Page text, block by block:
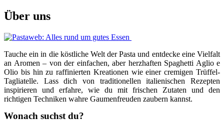
Über uns
Tauche ein in die köstliche Welt der Pasta und entdecke eine Vielfalt
an Aromen – von der einfachen, aber herzhaften Spaghetti Aglio e
Olio bis hin zu raffinierten Kreationen wie einer cremigen Trüffel-
Tagliatelle. Lass dich von traditionellen italienischen Rezepten
inspirieren und erfahre, wie du mit frischen Zutaten und den
richtigen Techniken wahre Gaumenfreuden zaubern kannst.
Wonach suchst du?